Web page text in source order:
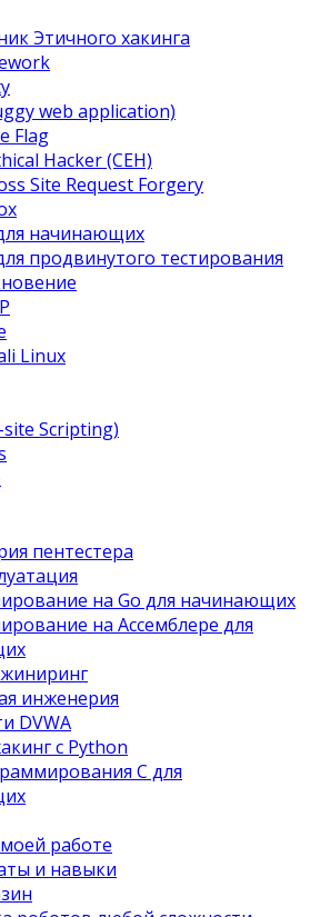
Этичного хакинга
web application)
Flag
Hacker (CEH)
Site Request Forgery
начинающих
продвинутого тестирования
Linux
site Scripting)
пентестера
на Go для начинающих
на Ассемблере для
инженерия
DVWA
с Python
С для
работе
и навыки